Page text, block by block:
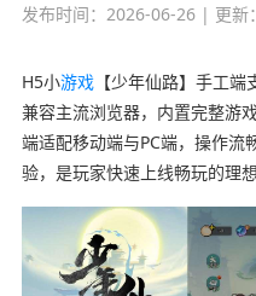
发布时间：2026-06-26| 更新
H5小游戏【少年仙路】手工端
兼容主流浏览器，内置完整游
端适配移动端与PC端，操作流
验，是玩家快速上线畅玩的理想